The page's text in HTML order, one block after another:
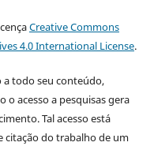
Creative Commons
4.0 International License.
a todo seu conteúdo,
acesso a pesquisas gera
Tal acesso está
citação do trabalho de um